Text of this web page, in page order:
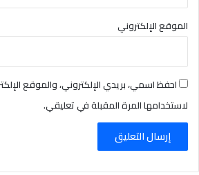
الموقع الإلكتروني
احفظ اسمي، بريدي الإلكتروني، والموقع
لاستخدامها المرة المقبلة في تعليقي.